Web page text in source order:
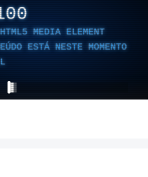
MEDIA ELEMENT
ESTÁ NESTE MOMENTO